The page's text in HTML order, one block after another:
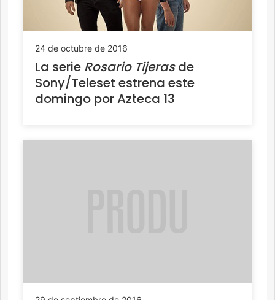
24 de octubre de 2016
La serie Rosario Tijerasde
Sony/Teleset estrena este
domingo por Azteca 13